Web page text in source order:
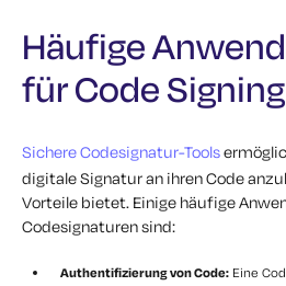
Häufige
für Code
Sichere Codesignatur-Tools
digitale Signatur an ihren Code
Vorteile bietet. Einige häufige
Codesignaturen sind:
Authentifizierung von Code: Eine